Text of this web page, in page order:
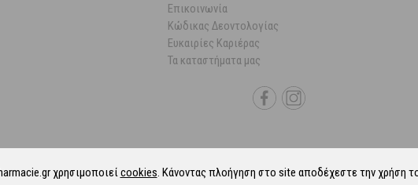
χρησιμοποιείcookies. Κάνοντας πλοήγηση στο site αποδέχεστε την χρήση
Επικοινωνία
Κώδικας Δεοντολογίας
Ευκαιρίες Καριέρας
Τα καταστήματα μας
© 2026 Parapharmacie.gr.ALL-IN-ONE eCommerce Business Development